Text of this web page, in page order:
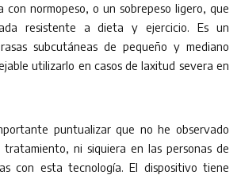
con normopeso, o un sobrepeso ligero, que
resistente a dieta y ejercicio. Es un
subcutáneas de pequeño y mediano
utilizarlo en casos de laxitud severa en
puntualizar que no he observado
ni siquiera en las personas de
con esta tecnología. El dispositivo tiene